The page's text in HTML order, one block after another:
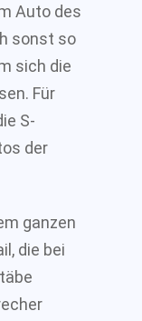
Auto des
sonst so
sich die
Für
S-
der
ganzen
die bei